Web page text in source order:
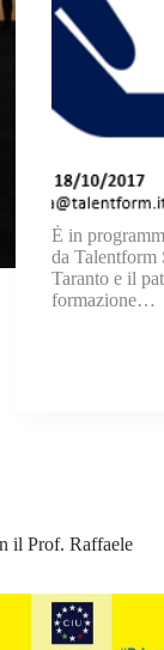
È in
da Talentform
Taranto e il
formazione…
il Prof. Raffaele